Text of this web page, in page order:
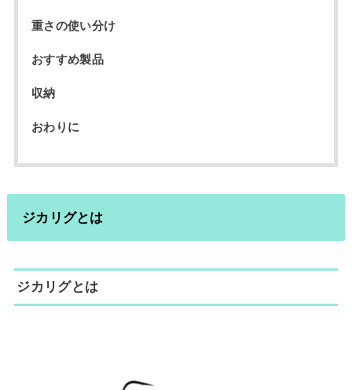
重さの使い分け
おすすめ製品
収納
おわりに
ジカリグとは
ジカリグとは